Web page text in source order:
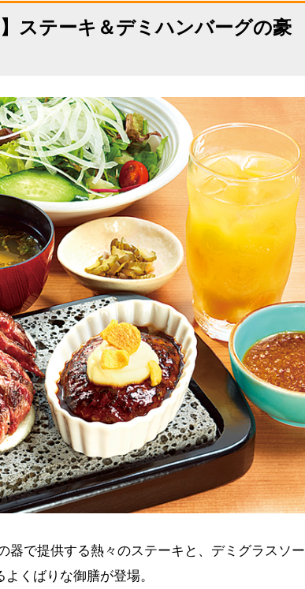
ステーキ＆デミハンバーグの豪
器で提供する熱々のステーキと、デミグラスソー
くばりな御膳が登場。